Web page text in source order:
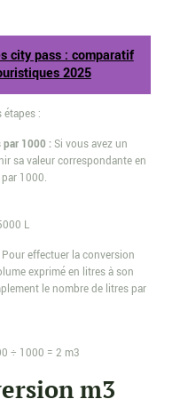
city pass : comparatif
2025
:
par 1000 :Si vous avez un
sa valeur correspondante en
1000.
L
effectuer la conversion
exprimé en litres à son
le nombre de litres par
÷ 1000 = 2 m3
m3